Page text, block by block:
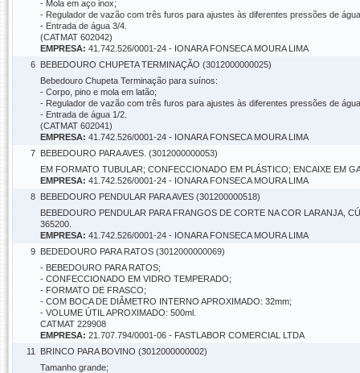
- Mola em aço inox;
- Regulador de vazão com três furos para ajustes às diferentes pressões de
- Entrada de água 3/4.
(CATMAT 602042)
EMPRESA: 41.742.526/0001-24 - IONARA FONSECA MOURA LIMA
6 BEBEDOURO CHUPETA TERMINAÇÃO (3012000000025)
Bebedouro Chupeta Terminação para suínos:
- Corpo, pino e mola em latão;
- Regulador de vazão com três furos para ajustes às diferentes pressões de
- Entrada de água 1/2.
(CATMAT 602041)
EMPRESA: 41.742.526/0001-24 - IONARA FONSECA MOURA LIMA
7 BEBEDOURO PARA AVES. (3012000000053)
EM FORMATO TUBULAR; CONFECCIONADO EM PLÁSTICO; ENCAIXE EM
EMPRESA: 41.742.526/0001-24 - IONARA FONSECA MOURA LIMA
8 BEBEDOURO PENDULAR PARA AVES (301200000518)
BEBEDOURO PENDULAR PARA FRANGOS DE CORTE NA COR LARANJA,
365200.
EMPRESA: 41.742.526/0001-24 - IONARA FONSECA MOURA LIMA
9 BEDEDOURO PARA RATOS (3012000000069)
- BEBEDOURO PARA RATOS;
- CONFECCIONADO EM VIDRO TEMPERADO;
- FORMATO DE FRASCO;
- COM BOCA DE DIÂMETRO INTERNO APROXIMADO: 32mm;
- VOLUME ÚTIL APROXIMADO: 500ml.
CATMAT 229908
EMPRESA: 21.707.794/0001-06 - FASTLABOR COMERCIAL LTDA
11
BRINCO PARA BOVINO (3012000000002)
Tamanho grande;